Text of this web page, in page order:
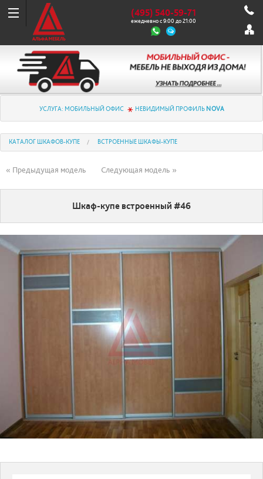
(495) 540-59-71
ежедневно с 9:00 до 21:00
УСЛУГА: МОБИЛЬНЫЙ ОФИС НЕВИДИМЫЙ ПРОФИЛЬ NOVA
КАТАЛОГ ШКАФОВ-КУПЕ ВСТРОЕННЫЕ ШКАФЫ-КУПЕ
« Предыдущая модель Следующая модель »
Шкаф-купе встроенный #46